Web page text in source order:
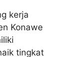
kerja
Konawe
tingkat